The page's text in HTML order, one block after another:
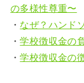
の多様性尊重〜
・ なぜ？ハンド
・学校徴収金の
・学校徴収金の